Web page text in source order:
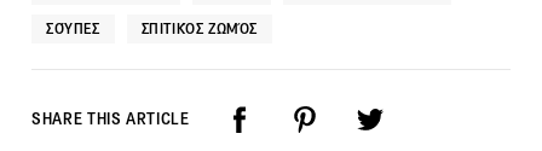
ΣΟΎΠΕΣ ΣΠΙΤΙΚΌΣ ΖΩΜΌΣ
SHARE THIS ARTICLE